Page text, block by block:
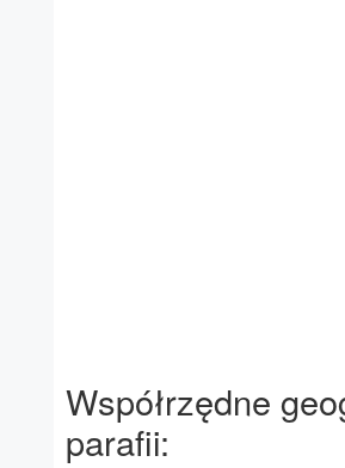
Współrzędne
parafii: